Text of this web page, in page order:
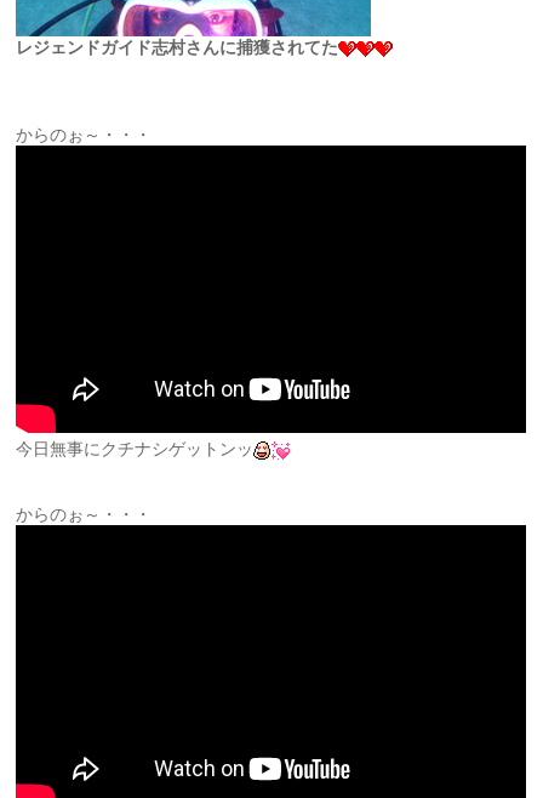
レジェンドガイド志村さんに捕獲されてた
からのぉ～・・・
今日無事にクチナシゲットンッ
からのぉ～・・・